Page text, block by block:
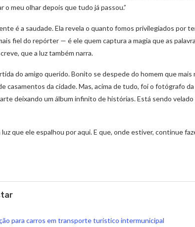
meu olhar depois que tudo já passou.”
é a saudade. Ela revela o quanto fomos privilegiados por
fiel do repórter — é ele quem captura a magia que as
que a luz também narra.
do amigo querido. Bonito se despede do homem que
casamentos da cidade. Mas, acima de tudo, foi o fotógrafo
deixando um álbum infinito de histórias. Está sendo
que ele espalhou por aqui. E que, onde estiver, continue
para carros em transporte turístico intermunicipal